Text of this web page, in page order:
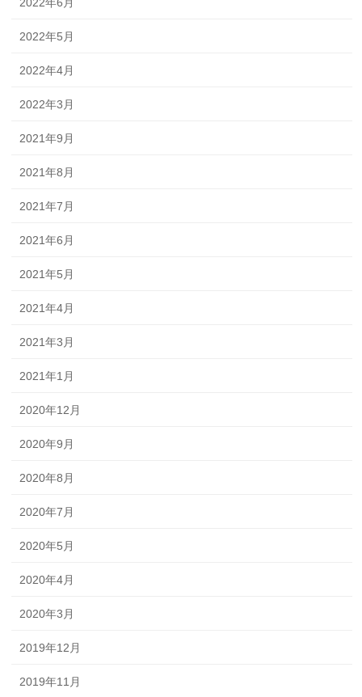
2022年5月
2022年4月
2022年3月
2021年9月
2021年8月
2021年7月
2021年6月
2021年5月
2021年4月
2021年3月
2021年1月
2020年12月
2020年9月
2020年8月
2020年7月
2020年5月
2020年4月
2020年3月
2019年12月
2019年11月